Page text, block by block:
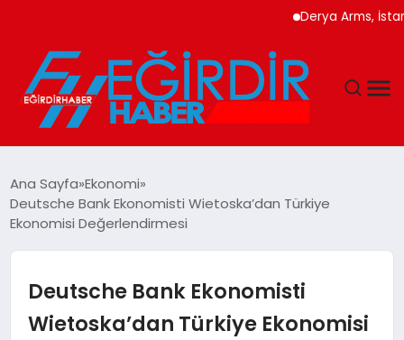
Derya Arms,
EĞITIM
Ana Sayfa Ekonomi
Deutsche Bank Ekonomisti Wietoska’dan Türkiye
Ekonomisi Değerlendirmesi
Deutsche Bank Ekonomisti
Wietoska’dan Türkiye Ekonomisi